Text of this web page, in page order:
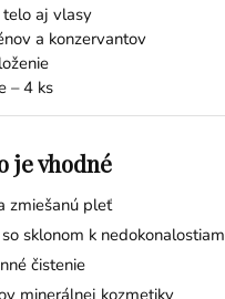
aj vlasy
a konzervantov
– 4 ks
je vhodné
zmiešanú pleť
sklonom k nedokonalostiam
čistenie